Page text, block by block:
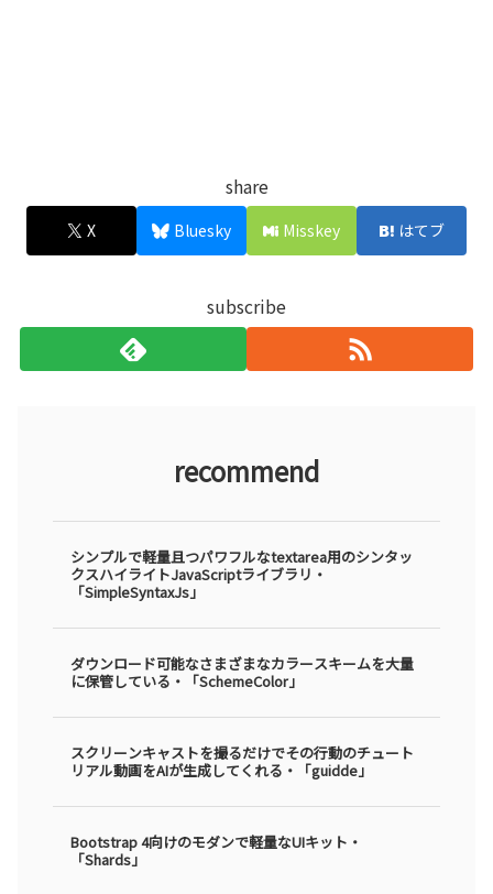
share
X Bluesky Misskey はてブ
subscribe
recommend
シンプルで軽量且つパワフルなtextarea用のシンタッ
クスハイライトJavaScriptライブラリ・
「SimpleSyntaxJs」
ダウンロード可能なさまざまなカラースキームを大量
に保管している・「SchemeColor」
スクリーンキャストを撮るだけでその行動のチュート
リアル動画をAIが生成してくれる・「guidde」
Bootstrap 4向けのモダンで軽量なUIキット・
「Shards」